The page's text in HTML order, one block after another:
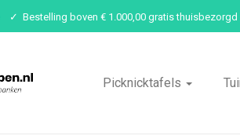
Bestelling boven € 1.000,00 gratis thuisbezorgd
Picknicktafels